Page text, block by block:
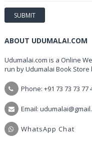
ABOUT UDUMALAI.COM
Udumalai.com is a Online
run by Udumalai Book
Phone: +91 73 73 73 77
Email:
WhatsApp Chat